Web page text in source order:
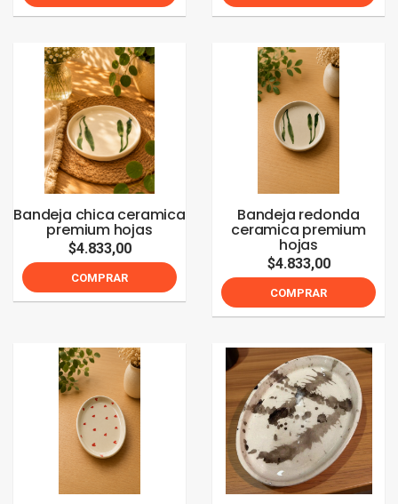
Bandeja chica ceramica
premium hojas
$4.833,00
COMPRAR
Bandeja redonda
ceramica premium
hojas
$4.833,00
COMPRAR